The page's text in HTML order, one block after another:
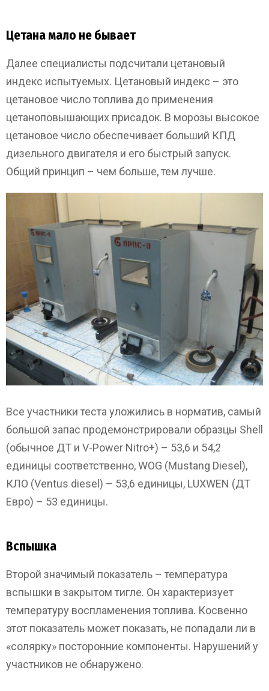
Цетана мало не бывает
Далее специалисты подсчитали цетановый
индекс испытуемых. Цетановый индекс – это
цетановое число топлива до применения
цетаноповышающих присадок. В морозы высокое
цетановое число обеспечивает больший КПД
дизельного двигателя и его быстрый запуск.
Общий принцип – чем больше, тем лучше.
Все участники теста уложились в норматив, самый
большой запас продемонстрировали образцы Shell
(обычное ДТ и V-Power Nitro+) – 53,6 и 54,2
единицы соответственно, WOG (Mustang Diesel),
КЛО (Ventus diesel) – 53,6 единицы, LUXWEN (ДТ
Евро) – 53 единицы.
Вспышка
Второй значимый показатель – температура
вспышки в закрытом тигле. Он характеризует
температуру воспламенения топлива. Косвенно
этот показатель может показать, не попадали ли в
«солярку» посторонние компоненты. Нарушений у
участников не обнаружено.